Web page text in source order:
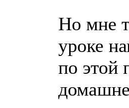
Но мне
уроке
по этой